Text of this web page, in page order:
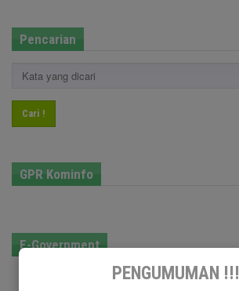
PENGUMUMAN !!!
Pencarian
Cari !
GPR Kominfo
E-Government